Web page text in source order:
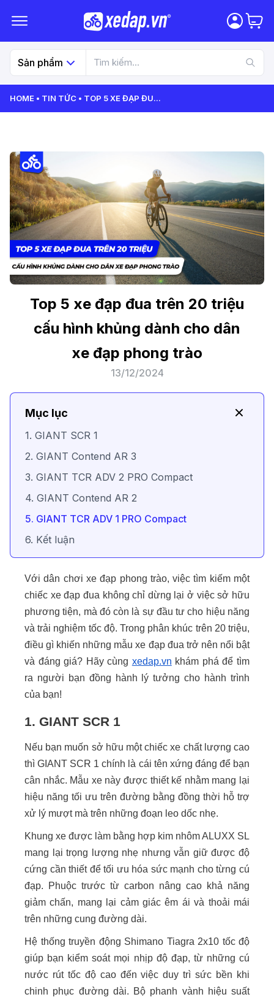
Sản phẩm
HOME TIN TỨC TOP 5 XE ĐẠP ĐU...
Top 5 xe đạp đua trên 20 triệu
cấu hình khủng dành cho dân
xe đạp phong trào
13/12/2024
Mục lục
1. GIANT SCR 1
2. GIANT Contend AR 3
3. GIANT TCR ADV 2 PRO Compact
4. GIANT Contend AR 2
5. GIANT TCR ADV 1 PRO Compact
6. Kết luận
Với dân chơi xe đạp phong trào, việc tìm kiếm một
chiếc xe đạp đua không chỉ dừng lại ở việc sở hữu
phương tiện, mà đó còn là sự đầu tư cho hiệu năng
và trải nghiệm tốc độ. Trong phân khúc trên 20 triệu,
điều gì khiến những mẫu xe đạp đua trở nên nổi bật
và đáng giá? Hãy cùng xedap.vn khám phá để tìm
ra người bạn đồng hành lý tưởng cho hành trình
của bạn!
1. GIANT SCR 1
Nếu bạn muốn sở hữu một chiếc xe chất lượng cao
thì GIANT SCR 1 chính là cái tên xứng đáng để bạn
cân nhắc. Mẫu xe này được thiết kế nhằm mang lại
hiệu năng tối ưu trên đường bằng đồng thời hỗ trợ
xử lý mượt mà trên những đoạn leo dốc nhẹ.
Khung xe được làm bằng hợp kim nhôm ALUXX SL
mang lại trọng lượng nhẹ nhưng vẫn giữ được độ
cứng cần thiết để tối ưu hóa sức mạnh cho từng cú
đạp. Phuộc trước từ carbon nâng cao khả năng
giảm chấn, mang lại cảm giác êm ái và thoải mái
trên những cung đường dài.
Hệ thống truyền động Shimano Tiagra 2x10 tốc độ
giúp bạn kiểm soát mọi nhịp độ đạp, từ những cú
nước rút tốc độ cao đến việc duy trì sức bền khi
chinh phục đường dài. Bộ phanh vành hiệu suất